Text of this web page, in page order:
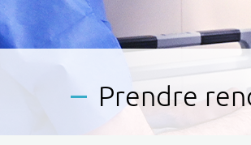
Prendre